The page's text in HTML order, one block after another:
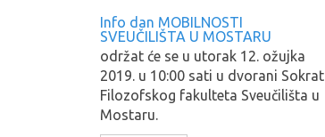
Info dan MOBILNOSTI
SVEUČILIŠTA U MOSTARU
održat će se u utorak 12. ožujka
2019. u 10:00 sati u dvorani Sokrat
Filozofskog fakulteta Sveučilišta u
Mostaru.